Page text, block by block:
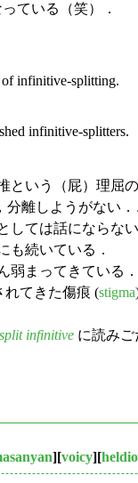
ている（笑）．
of infinitive-splitting.
infinitive-splitters.
いう（屁）理屈
離しようがない
ては話になら
も続いている．
まってきている
れてきた傷痕 (stigma
split infinitive に読みご
][voicy][heldio